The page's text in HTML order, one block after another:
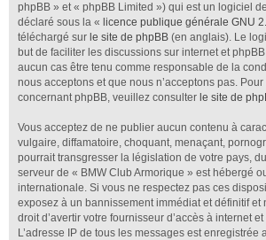
phpBB » et « phpBB Limited ») qui est un logiciel
déclaré sous la « licence publique générale GNU
téléchargé sur le site de phpBB (en anglais). Le
but de faciliter les discussions sur internet et
aucun cas être tenu comme responsable de la
nous acceptons et que nous n’acceptons pas.
concernant phpBB, veuillez consulter le site de
Vous acceptez de ne publier aucun contenu à
vulgaire, diffamatoire, choquant, menaçant,
pourrait transgresser la législation de votre pays,
serveur de « BMW Club Armorique » est hébergé
internationale. Si vous ne respectez pas ces
exposez à un bannissement immédiat et définitif et
droit d’avertir votre fournisseur d’accès à internet
L’adresse IP de tous les messages est enregistrée